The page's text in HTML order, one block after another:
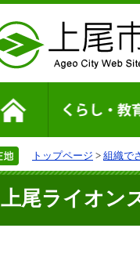
トップページ > 組織で
上尾ライオン